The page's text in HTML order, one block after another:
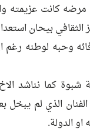
كانت عزيمته
بيحان
وحبه لوطنه
شبوة كما نناشد
الذي لم
الدولة.